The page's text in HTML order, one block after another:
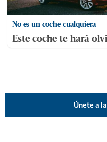
No es un coche cualquiera
Este coche te hará
Únete a